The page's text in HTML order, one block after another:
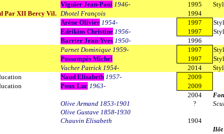
Viguier Jean-Paul 1946- 1995
Par XII Bercy Vil. Dhotel François
1994
Arène Olivier 1954- 1997
Edeikins Christine 1956- 1997
Barrier Jean-Yves 1950-
1996
Parnet Dominique 1959- 1997
Possompès Michel 1997
Vacher Patrick 1954- 2014
Naud Elisabeth 1957-
2009
Poux Luc 1963-
2009
2004
Olive Armand 1853-1901 ?
Olive Gustave 1858-1930
Chauvin Elisabeth
1904
Ilôt